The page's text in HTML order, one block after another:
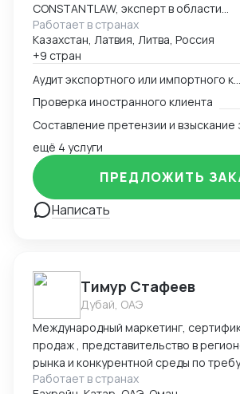
CONSTANTLAW, эксперт в области
внешнеэкономической деятельности,
сопровождения международных
внешнеэкономических споров.
арбитр (Рижский третейский суд /
международный арбитражный суд
Казахстан).
Работает в странах
Казахстан, Латвия, Литва, Россия
+9 стран
Проверка иностранного клиента
ещё 4 услуги
Написать
ПРЕДЛОЖИТЬ
Тимур Стафеев
Дубай, ОАЭ
Международный маркетинг,
продаж , представительство в регионе -
рынка и конкурентной среды по
группе товаров, обзор и анализ цен,
Работает в странах